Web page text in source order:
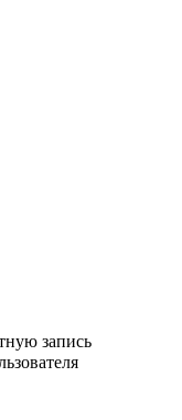
запись